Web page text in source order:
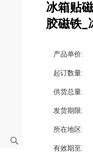
冰箱贴
胶磁铁_
产品单价:
起订数量:
供货总量:
发货期限:
所在地区:
有效期至: